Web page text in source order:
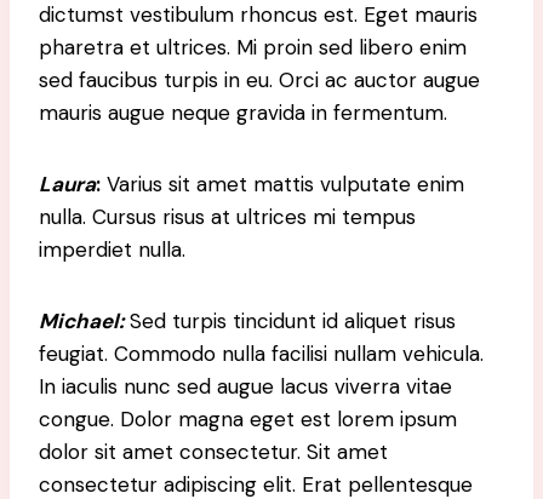
dictumst vestibulum rhoncus est. Eget mauris
pharetra et ultrices. Mi proin sed libero enim
sed faucibus turpis in eu. Orci ac auctor augue
mauris augue neque gravida in fermentum.
Laura: Varius sit amet mattis vulputate enim
nulla. Cursus risus at ultrices mi tempus
imperdiet nulla.
Michael:Sed turpis tincidunt id aliquet risus
feugiat. Commodo nulla facilisi nullam vehicula.
In iaculis nunc sed augue lacus viverra vitae
congue. Dolor magna eget est lorem ipsum
dolor sit amet consectetur. Sit amet
consectetur adipiscing elit. Erat pellentesque